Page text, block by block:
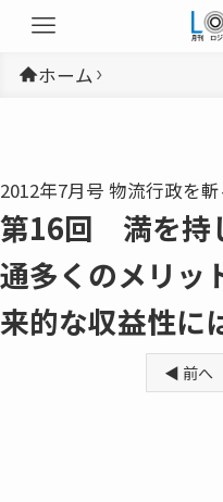
ホーム
2012年7月号 物流行政を斬
第16回 満を持
通多くのメリッ
来的な収益性に
◀ 前へ